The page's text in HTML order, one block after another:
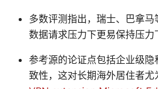
多数评测指出，瑞士、巴拿
数据请求压力下更易保持压力
参考源的论证点包括企业级
致性，这对长期海外居住者尤